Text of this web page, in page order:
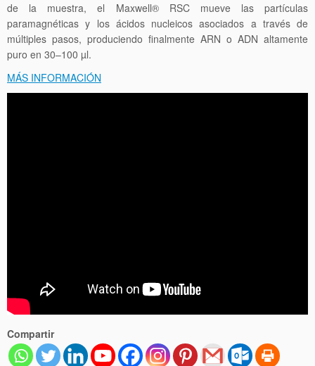
de la muestra, el Maxwell® RSC mueve las partículas
paramagnéticas y los ácidos nucleicos asociados a través de
múltiples pasos, produciendo finalmente ARN o ADN altamente
puro en 30–100 µl.
MÁS INFORMACIÓN
Compartir